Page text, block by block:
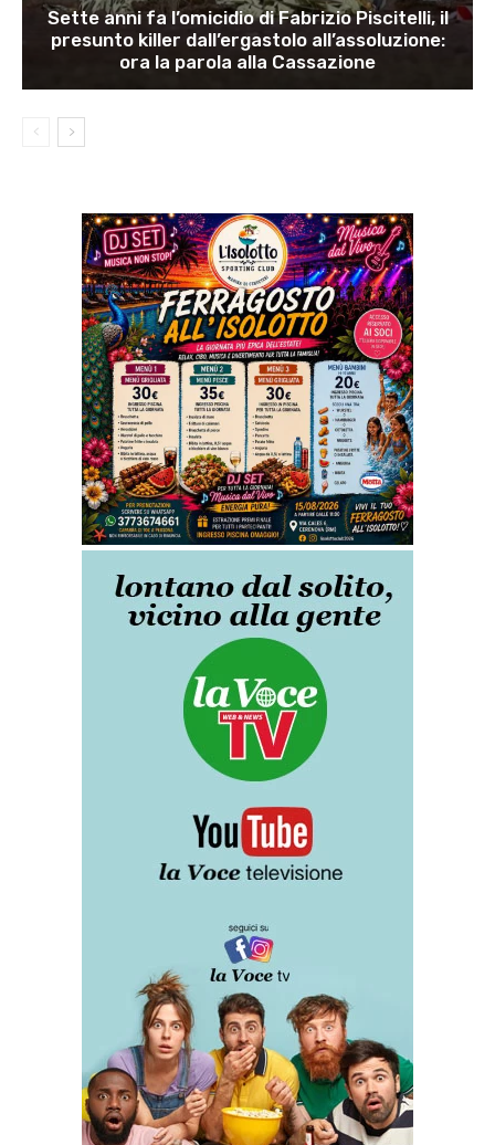
Sette anni fa l’omicidio di Fabrizio Piscitelli, il
presunto killer dall’ergastolo all’assoluzione:
ora la parola alla Cassazione